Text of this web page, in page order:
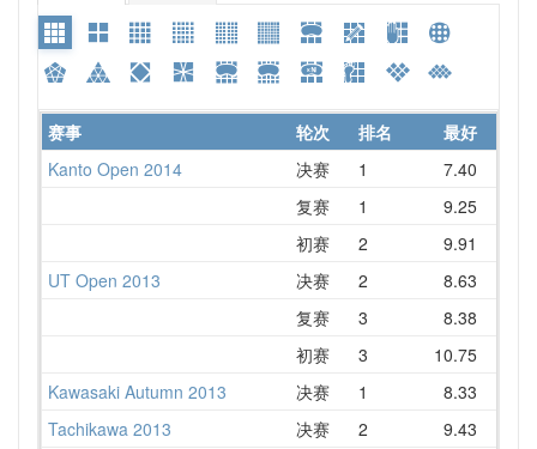
赛事 轮次 排名
最好
Kanto Open 2014
决赛 1 7.40
复赛
1 9.25
初赛
2 9.91
UT Open 2013
决赛 2 8.63
复赛
3 8.38
初赛
3 10.75
Kawasaki Autumn 2013
决赛 1 8.33
Tachikawa 2013
决赛 2 9.43